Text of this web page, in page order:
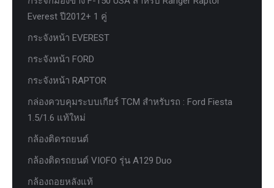
Everest ปี2012+ 1 คู่
กระจังหน้า EVEREST
กระจังหน้า FORD
กระจังหน้า RAPTOR
กล่องควบคุมระบบเกียร์ TCM สำหรับรถ : Ford Fiesta
1.5/1.6 แท้ใหม่
กล้องติดรถยนต์
กล้องติดรถยนต์ VIOFO รุ่น A129 Duo
กล้องถอยหลังแท้